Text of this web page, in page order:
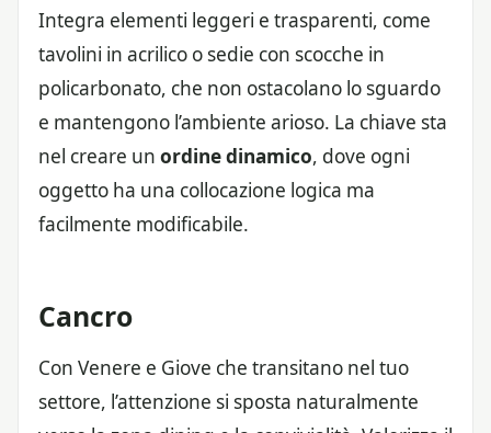
Integra elementi leggeri e trasparenti, come
tavolini in acrilico o sedie con scocche in
policarbonato, che non ostacolano lo sguardo
e mantengono l’ambiente arioso. La chiave sta
nel creare un ordine dinamico, dove ogni
oggetto ha una collocazione logica ma
facilmente modificabile.
Cancro
Con Venere e Giove che transitano nel tuo
settore, l’attenzione si sposta naturalmente